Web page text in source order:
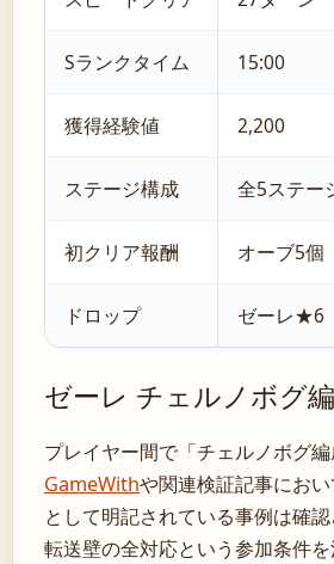
Sランクタイム 15:00
獲得経験値 2,200
ステージ構成 全5ステー
初クリア報酬 オーブ5個
ドロップ ゼーレ★6
ゼーレ チェルノボグ
プレイヤー間で「チェルノボグ
GameWithや関連検証記事にお
として明記されている事例は確
転送壁の全対応という参加条件を